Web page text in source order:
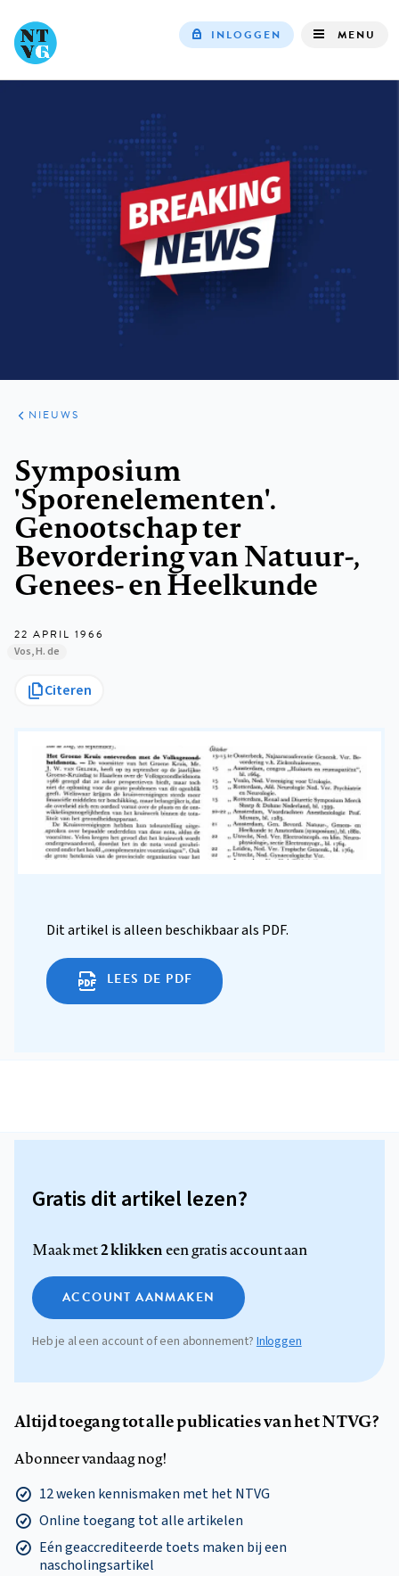
INLOGGEN MENU
ARTIKELEN
HET
KORT
NIEUWS
Symposium
'Sporenelementen'.
Genootschap ter
Bevordering van Natuur-,
Genees- en Heelkunde
22 APRIL 1966
Vos, H. de
Citeren
Dit artikel is alleen beschikbaar als PDF.
LEES DE PDF
Gratis dit artikel lezen?
Maak met2 klikkeneen gratis account aan
ACCOUNT AANMAKEN
Heb je al een account of een abonnement? Inloggen
Altijd toegang tot alle publicaties van het NTVG?
Abonneer vandaag nog!
12 weken kennismaken met het NTVG
Online toegang tot alle artikelen
Eén geaccrediteerde toets maken bij een
nascholingsartikel